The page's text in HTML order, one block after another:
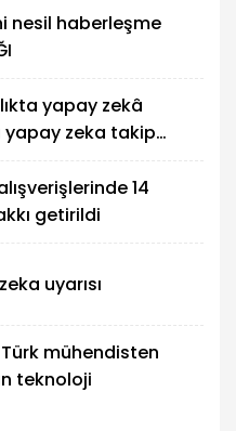
geliştiren, yüksek
yapan ve ihracat
nesil haberleşme
yapay zekâ
yapay zeka takip
14
getirildi
uyarısı
mühendisten
teknoloji